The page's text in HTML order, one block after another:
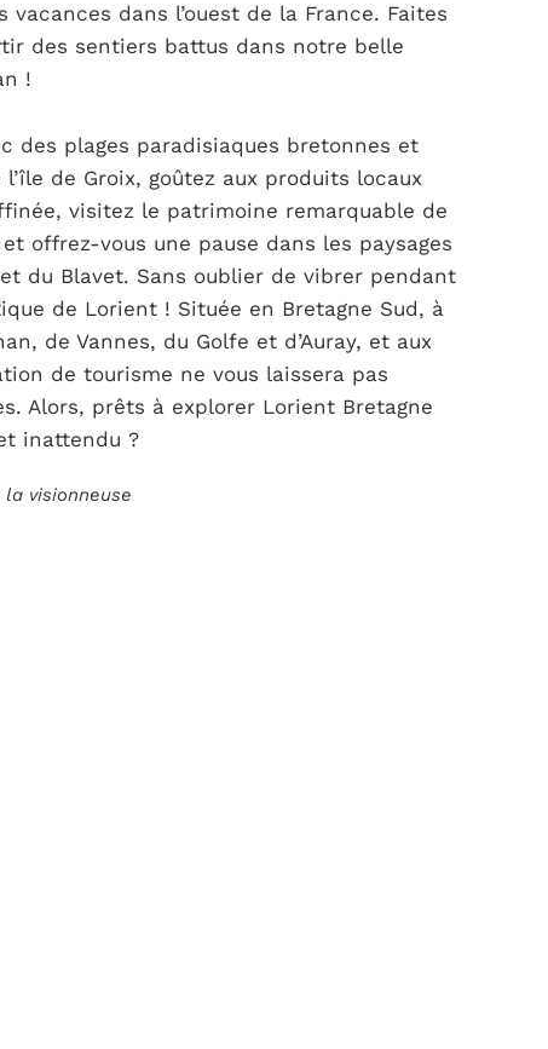
dans l’ouest de la France. Faites
des sentiers battus dans notre belle
!
des plages paradisiaques bretonnes et
de Groix, goûtez aux produits locaux
visitez le patrimoine remarquable de
offrez-vous une pause dans les paysages
du Blavet. Sans oublier de vibrer pendant
de Lorient ! Située en Bretagne Sud, à
de Vannes, du Golfe et d’Auray, et aux
de tourisme ne vous laissera pas
Alors, prêts à explorer Lorient Bretagne
inattendu ?
visionneuse